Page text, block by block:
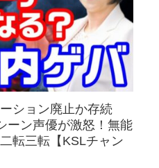
ション廃止か存続
ーン声優が激怒！無能
転三転【KSLチャン